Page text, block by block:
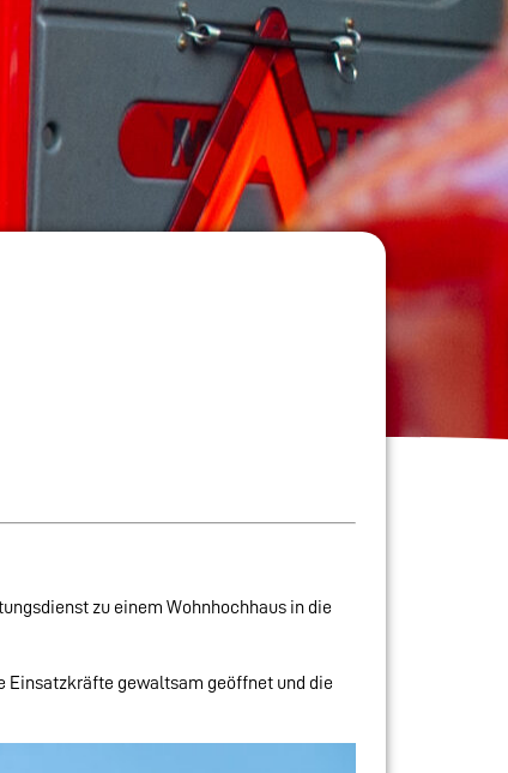
zu einem Wohnhochhaus in die
Einsatzkräfte gewaltsam geöffnet und die